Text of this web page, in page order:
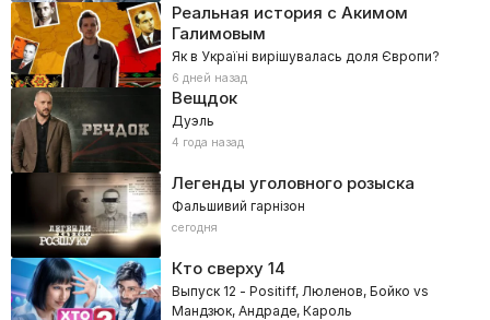
Реальная история с Акимом
Галимовым
Як в Україні вирішувалась доля Європи?
6 дней назад
Вещдок
Дуэль
4 года назад
Легенды уголовного розыска
Фальшивий гарнізон
сегодня
Кто сверху14
Выпуск 12 - Positiff, Люленов, Бойко vs
Мандзюк, Андраде, Кароль